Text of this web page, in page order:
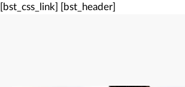
[bst_css_link] [bst_header]